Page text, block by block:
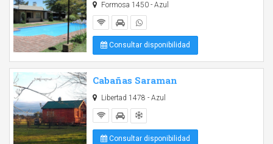
Formosa 1450 - Azul
Consultar disponibilidad
Cabañas Saraman
Libertad 1478 - Azul
Consultar disponibilidad